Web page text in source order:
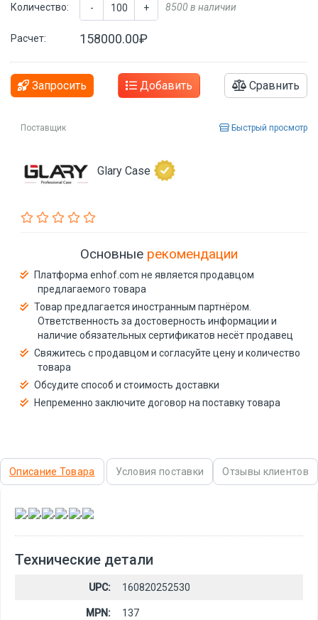
Количество: - + 8500 в наличии
Расчет: 158000.00₽
Запросить Добавить Сравнить
Поставщик Быстрый просмотр
Glary Case
Основные рекомендации
Платформа enhof.com не является продавцом
предлагаемого товара
Товар предлагается иностранным партнёром.
Ответственность за достоверность информации и
наличие обязательных сертификатов несёт продавец
Свяжитесь с продавцом и согласуйте цену и количество
товара
Обсудите способ и стоимость доставки
Непременно заключите договор на поставку товара
Описание Товара Условия поставки Отзывы клиентов
, , , , ,
Технические детали
UPC: 160820252530
MPN: 137